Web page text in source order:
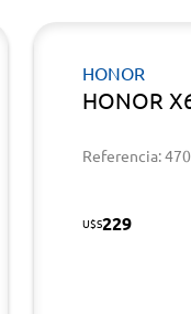
HONOR
HONOR
Referencia:
U$S229